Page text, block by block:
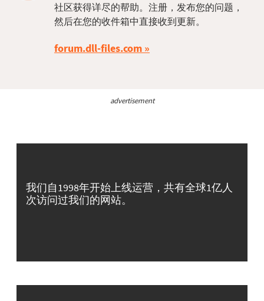
社区获得详尽的帮助。注册，发布您的问题，
然后在您的收件箱中直接收到更新。
forum.dll-files.com
advertisement
我们自1998年开始上线运营，共有全球1亿人
次访问过我们的网站。